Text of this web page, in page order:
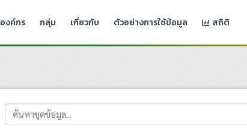
องค์กร กลุ่ม เกี่ยวกับ ตัวอย่างการใช้ข้อมูล สถิติ